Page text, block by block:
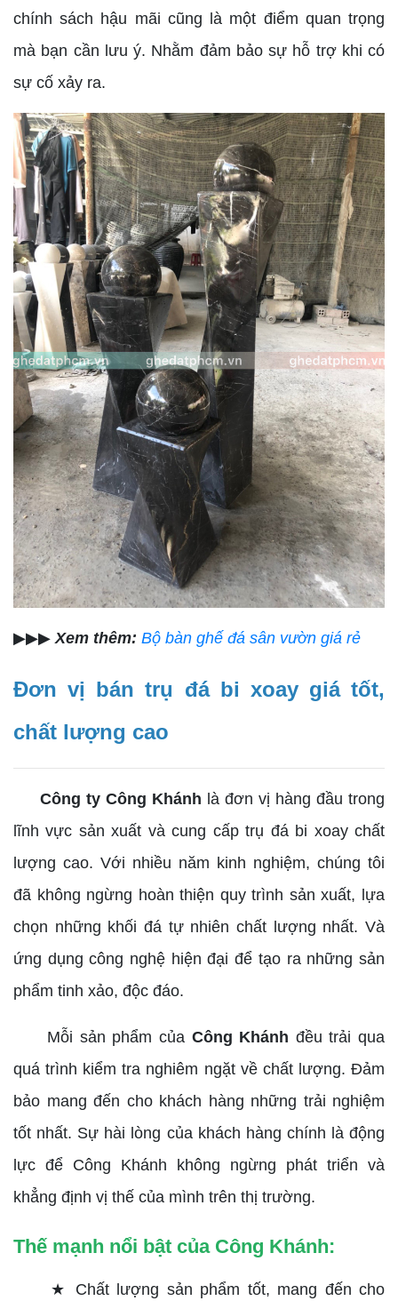
chính sách hậu mãi cũng là một điểm quan trọng
mà bạn cần lưu ý. Nhằm đảm bảo sự hỗ trợ khi có
sự cố xảy ra.
▶▶▶Xem thêm: Bộ bàn ghế đá sân vườn giá rẻ
Đơn vị bán trụ đá bi xoay giá tốt,
chất lượng cao
Công ty Công Khánh là đơn vị hàng đầu trong
lĩnh vực sản xuất và cung cấp trụ đá bi xoay chất
lượng cao. Với nhiều năm kinh nghiệm, chúng tôi
đã không ngừng hoàn thiện quy trình sản xuất, lựa
chọn những khối đá tự nhiên chất lượng nhất. Và
ứng dụng công nghệ hiện đại để tạo ra những sản
phẩm tinh xảo, độc đáo.
Mỗi sản phẩm của Công Khánh đều trải qua
quá trình kiểm tra nghiêm ngặt về chất lượng. Đảm
bảo mang đến cho khách hàng những trải nghiệm
tốt nhất. Sự hài lòng của khách hàng chính là động
lực để Công Khánh không ngừng phát triển và
khẳng định vị thế của mình trên thị trường.
Thế mạnh nổi bật của Công Khánh:
★ Chất lượng sản phẩm tốt, mang đến cho